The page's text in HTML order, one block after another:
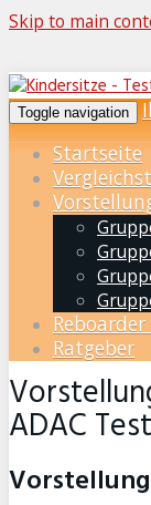
Skip to main
Toggle navigation
Startseite
Reboarder
Ratgeber
ADAC
Vorstellung